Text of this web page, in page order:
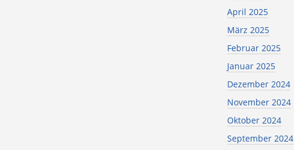
April 2025
März 2025
Februar 2025
Januar 2025
Dezember 2024
November 2024
Oktober 2024
September 2024